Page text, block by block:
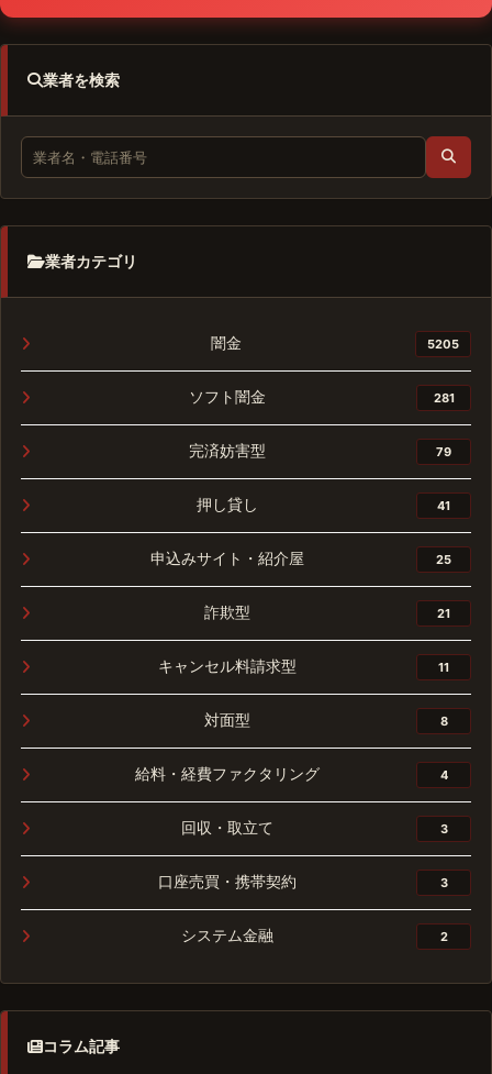
業者を検索
業者カテゴリ
闇金 5205
ソフト闇金 281
完済妨害型 79
押し貸し 41
申込みサイト・紹介屋 25
詐欺型 21
キャンセル料請求型 11
対面型 8
給料・経費ファクタリング 4
回収・取立て 3
口座売買・携帯契約 3
システム金融 2
コラム記事